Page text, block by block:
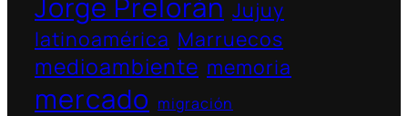
Jujuy
latinoamérica Marruecos
medioambiente memoria
mercado migración